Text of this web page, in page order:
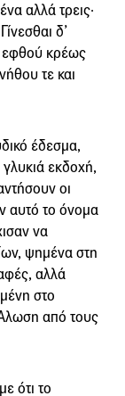
αλλά τρεις·
δ’
εφθού κρέως
τε και
έδεσμα,
εκδοχή,
οι
αυτό το όνομα
να
ψημένα στη
αλλά
στο
Άλωση από τους
ότι το